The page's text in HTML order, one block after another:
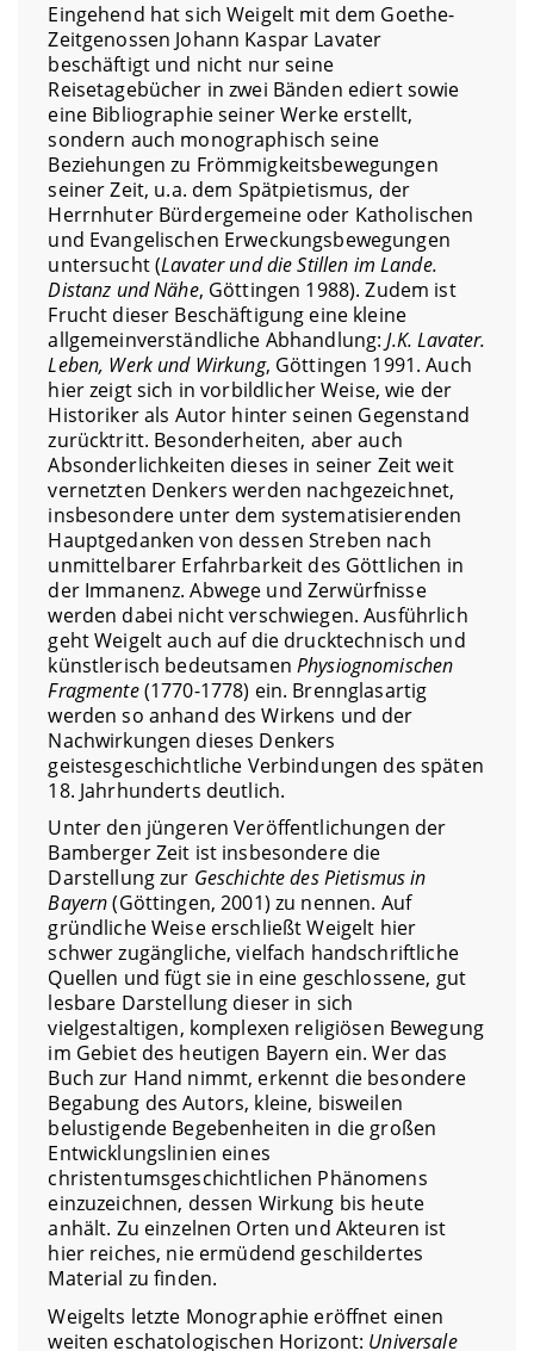
Eingehend hat sich Weigelt mit dem Goethe-
Zeitgenossen Johann Kaspar Lavater
beschäftigt und nicht nur seine
Reisetagebücher in zwei Bänden ediert sowie
eine Bibliographie seiner Werke erstellt,
sondern auch monographisch seine
Beziehungen zu Frömmigkeitsbewegungen
seiner Zeit, u.a. dem Spätpietismus, der
Herrnhuter Bürdergemeine oder Katholischen
und Evangelischen Erweckungsbewegungen
untersucht (Lavater und die Stillen im Lande.
Distanz und Nähe, Göttingen 1988). Zudem ist
Frucht dieser Beschäftigung eine kleine
allgemeinverständliche Abhandlung:J.K. Lavater.
Leben, Werk und Wirkung, Göttingen 1991. Auch
hier zeigt sich in vorbildlicher Weise, wie der
Historiker als Autor hinter seinen Gegenstand
zurücktritt. Besonderheiten, aber auch
Absonderlichkeiten dieses in seiner Zeit weit
vernetzten Denkers werden nachgezeichnet,
insbesondere unter dem systematisierenden
Hauptgedanken von dessen Streben nach
unmittelbarer Erfahrbarkeit des Göttlichen in
der Immanenz. Abwege und Zerwürfnisse
werden dabei nicht verschwiegen. Ausführlich
geht Weigelt auch auf die drucktechnisch und
künstlerisch bedeutsamen Physiognomischen
Fragmente(1770-1778) ein. Brennglasartig
werden so anhand des Wirkens und der
Nachwirkungen dieses Denkers
geistesgeschichtliche Verbindungen des späten
18. Jahrhunderts deutlich.
Unter den jüngeren Veröffentlichungen der
Bamberger Zeit ist insbesondere die
Darstellung zur Geschichte des Pietismus in
Bayern(Göttingen, 2001) zu nennen. Auf
gründliche Weise erschließt Weigelt hier
schwer zugängliche, vielfach handschriftliche
Quellen und fügt sie in eine geschlossene, gut
lesbare Darstellung dieser in sich
vielgestaltigen, komplexen religiösen Bewegung
im Gebiet des heutigen Bayern ein. Wer das
Buch zur Hand nimmt, erkennt die besondere
Begabung des Autors, kleine, bisweilen
belustigende Begebenheiten in die großen
Entwicklungslinien eines
christentumsgeschichtlichen Phänomens
einzuzeichnen, dessen Wirkung bis heute
anhält. Zu einzelnen Orten und Akteuren ist
hier reiches, nie ermüdend geschildertes
Material zu finden.
Weigelts letzte Monographie eröffnet einen
weiten eschatologischen Horizont: Universale